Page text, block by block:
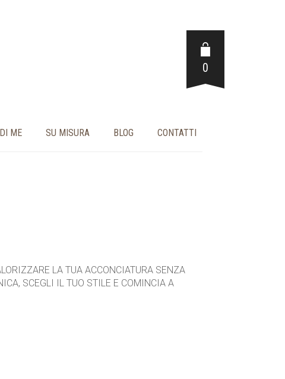
ME SU MISURA BLOG CONTATTI
0
LA TUA ACCONCIATURA SENZA
SCEGLI IL TUO STILE E COMINCIA A